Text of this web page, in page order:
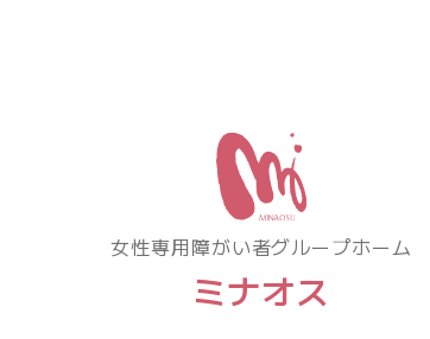
女性専用障がい者グループホーム
ミナオス